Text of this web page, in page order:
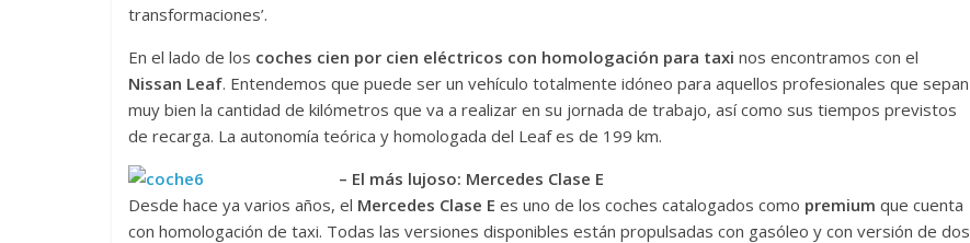
transformaciones’.
En el lado de los coches cien por cien eléctricos con homologación para taxi nos encontramos con el
Nissan Leaf. Entendemos que puede ser un vehículo totalmente idóneo para aquellos profesionales que sepan
muy bien la cantidad de kilómetros que va a realizar en su jornada de trabajo, así como sus tiempos previstos
de recarga. La autonomía teórica y homologada del Leaf es de 199 km.
– El más lujoso: Mercedes Clase E
Desde hace ya varios años, el Mercedes Clase E es uno de los coches catalogados como premium que cuenta
con homologación de taxi. Todas las versiones disponibles están propulsadas con gasóleo y con versión de dos